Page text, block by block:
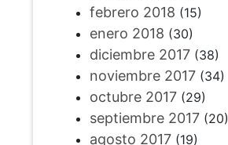
febrero 2018 (15)
enero 2018 (30)
diciembre 2017(38)
noviembre 2017(34)
octubre 2017(29)
septiembre 2017(20)
agosto 2017(19)